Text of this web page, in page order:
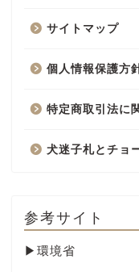
サイトマップ
個人情報保護方
特定商取引法に
犬迷子札とチョ
参考サイト
▶ 環境省